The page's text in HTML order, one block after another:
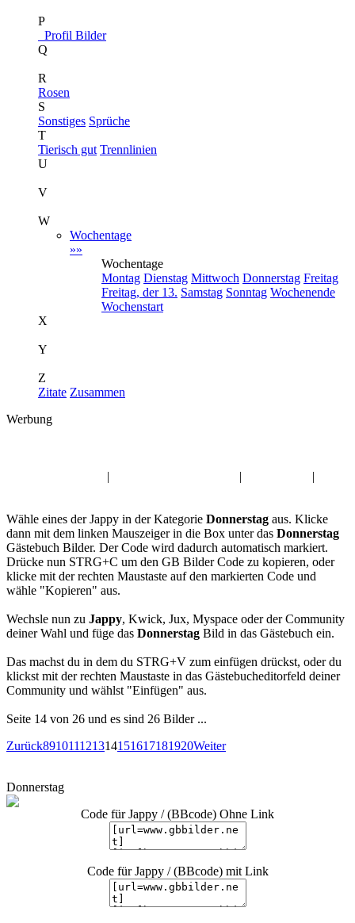
P
Profil Bilder
Q
R
Rosen
S
Sonstiges Sprüche
T
Tierisch gut Trennlinien
U
V
W
Wochentage
»»
Wochentage
Montag Dienstag Mittwoch Donnerstag Freitag
Freitag, der 13. Samstag Sonntag Wochenende
Wochenstart
X
Y
Z
Zitate Zusammen
Werbung
| |
|
Wähle eines der Jappy in der Kategorie Donnerstag aus. Klicke
dann mit dem linken Mauszeiger in die Box unter das Donnerstag
Gästebuch Bilder. Der Code wird dadurch automatisch markiert.
Drücke nun STRG+C um den GB Bilder Code zu kopieren, oder
klicke mit der rechten Maustaste auf den markierten Code und
wähle "Kopieren" aus.
Wechsle nun zu Jappy, Kwick, Jux, Myspace oder der Community
deiner Wahl und füge das Donnerstag Bild in das Gästebuch ein.
Das machst du in dem du STRG+V zum einfügen drückst, oder du
klickst mit der rechten Maustaste in das Gästebucheditorfeld deiner
Community und wählst "Einfügen" aus.
Seite 14 von 26 und es sind 26 Bilder ...
Zurück891011121314151617181920Weiter
Donnerstag
Code für Jappy / (BBcode) Ohne Link
Code für Jappy / (BBcode) mit Link